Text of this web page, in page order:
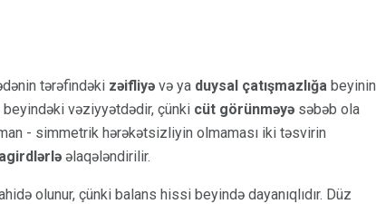
tərəfindəki zəifliyə və ya duysal çatışmazlığa beyinin
vəziyyətdədir, çünki cüt görünməyə səbəb ola
- simmetrik hərəkətsizliyin olmaması iki təsvirin
əlaqələndirilir.
olunur, çünki balans hissi beyində dayanıqlıdır. Düz